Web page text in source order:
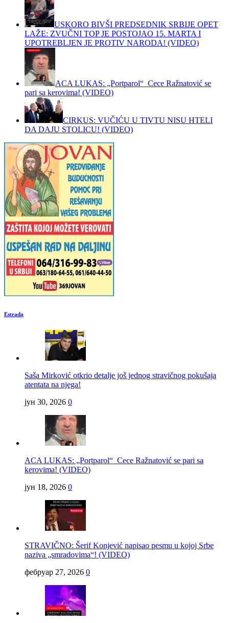
USKORO BIVŠI PREDSEDNIK SRBIJE OPET
LAŽE: ZVUČNI TOP JE POSTOJAO 15. MARTA I
UPOTREBLJEN JE PROTIV NARODA! (VIDEO)
ACA LUKAS: „Portparol“ Cece Ražnatović se
pari sa kerovima! (VIDEO)
CIRKUS: VUČIĆU U TIVTU NISU HTELI
DA DAJU STOLICU! (VIDEO)
Estrada
Saša Mirković otkrio detalje još jednog stravičnog pokušaja
atentata na njega!
јун 30, 2026 0
ACA LUKAS: „Portparol“ Cece Ražnatović se pari sa
kerovima! (VIDEO)
јун 18, 2026 0
STRAVIČNO: Šerif Konjević napisao pesmu u kojoj Srbe
naziva „smradovima“! (VIDEO)
фебруар 27, 2026 0